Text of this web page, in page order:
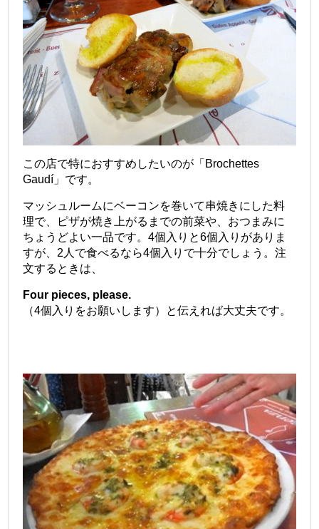
この店で特におすすめしたいのが「Brochettes
Gaudí」です。
マッシュルームにベーコンを巻いて串焼きにした料
理で、ピザが焼き上がるまでの前菜や、おつまみに
ちょうどよい一品です。4個入りと6個入りがありま
すが、2人で食べるなら4個入りで十分でしょう。注
文するときは、
Four pieces, please.
（4個入りをお願いします）と伝えれば大丈夫です。